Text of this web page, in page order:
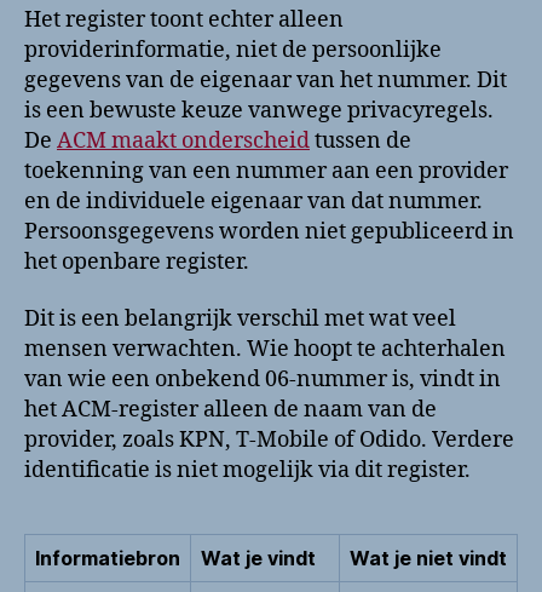
Het register toont echter alleen
providerinformatie, niet de persoonlijke
gegevens van de eigenaar van het nummer. Dit
is een bewuste keuze vanwege privacyregels.
De ACM maakt onderscheidtussen de
toekenning van een nummer aan een provider
en de individuele eigenaar van dat nummer.
Persoonsgegevens worden niet gepubliceerd in
het openbare register.
Dit is een belangrijk verschil met wat veel
mensen verwachten. Wie hoopt te achterhalen
van wie een onbekend 06-nummer is, vindt in
het ACM-register alleen de naam van de
provider, zoals KPN, T-Mobile of Odido. Verdere
identificatie is niet mogelijk via dit register.
Informatiebron Wat je vindt
Wat je niet vindt